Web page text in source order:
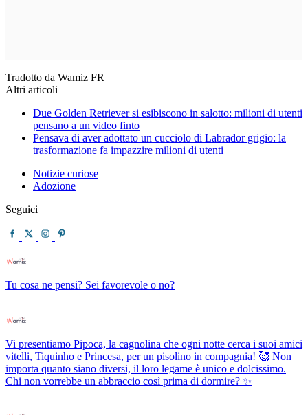
Tradotto da Wamiz FR
Altri articoli
Due Golden Retriever si esibiscono in salotto: milioni di utenti
pensano a un video finto
Pensava di aver adottato un cucciolo di Labrador grigio: la
trasformazione fa impazzire milioni di utenti
Notizie curiose
Adozione
Seguici
Tu cosa ne pensi? Sei favorevole o no?
Vi presentiamo Pipoca, la cagnolina che ogni notte cerca i suoi amici
vitelli, Tiquinho e Princesa, per un pisolino in compagnia! 🥰 Non
importa quanto siano diversi, il loro legame è unico e dolcissimo.
Chi non vorrebbe un abbraccio così prima di dormire? ✨